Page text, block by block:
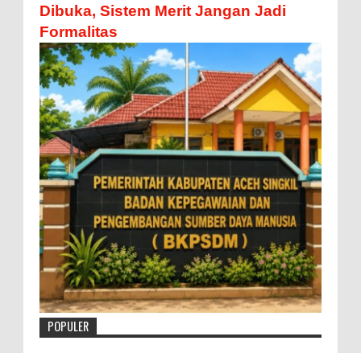
Dibuka, Sistem Merit Jangan Jadi
Formalitas
POPULER